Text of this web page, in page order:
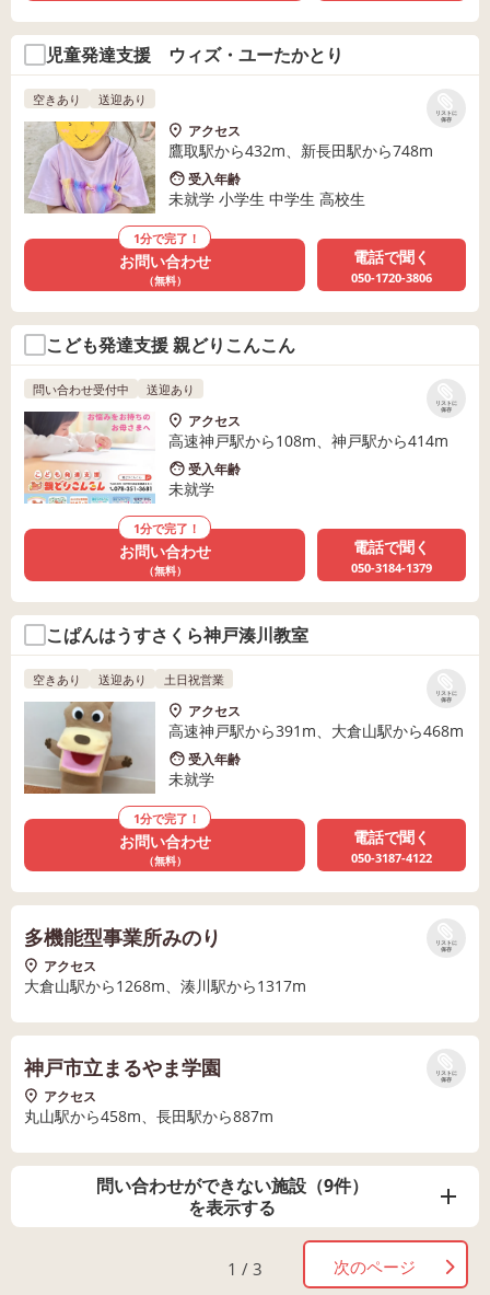
児童発達支援 ウィズ・ユーたかとり
リストに
保存
空きあり 送迎あり
アクセス
鷹取駅から432m、新長田駅から748m
受入年齢
未就学 小学生 中学生 高校生
1分で完了！
お問い合わせ
（無料）
電話で聞く
050-1720-3806
こども発達支援 親どりこんこん
リストに
保存
問い合わせ受付中 送迎あり
アクセス
高速神戸駅から108m、神戸駅から414m
受入年齢
未就学
1分で完了！
お問い合わせ
（無料）
電話で聞く
050-3184-1379
こぱんはうすさくら神戸湊川教室
リストに
保存
空きあり 送迎あり 土日祝営業
アクセス
高速神戸駅から391m、大倉山駅から468m
受入年齢
未就学
1分で完了！
お問い合わせ
（無料）
電話で聞く
050-3187-4122
リストに
保存
多機能型事業所みのり
アクセス
大倉山駅から1268m、湊川駅から1317m
リストに
保存
神戸市立まるやま学園
アクセス
丸山駅から458m、長田駅から887m
問い合わせができない施設（9件）
を表示する
1 / 3 次のページ